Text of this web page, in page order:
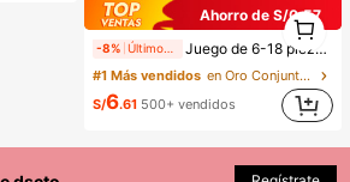
Ahorro de S/0.57
-8% Últimos 2 días Juego de 6-18 piezas de pendientes dorados para mujer, moda para fiestas, viajes y vacaciones, regalo de compromiso, adecuado para diversas ocasiones, (hecho de material compuesto CCB de baja alergia y no desvanecimiento), regalo para ella
#1 Más vendidos
en Oro Conjuntos de Aretes para Mujeres
S/6.61 500+ vendidos
1
1